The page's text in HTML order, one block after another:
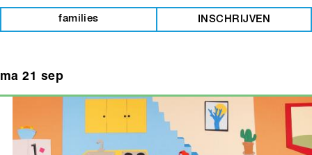
families INSCHRIJVEN
ma 21 sep